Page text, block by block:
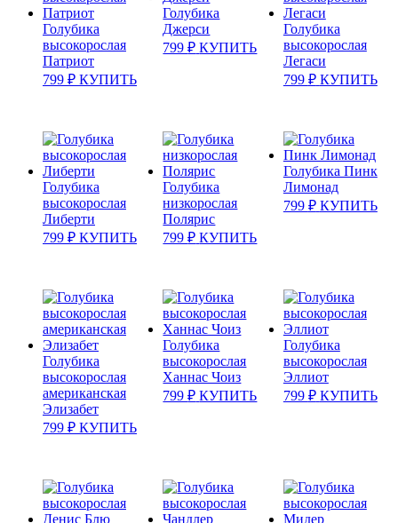
Голубика
высокорослая
Патриот
799 ₽ КУПИТЬ
Голубика
Джерси
799₽ КУПИТЬ
Голубика
высокорослая
Легаси
799 ₽ КУПИТЬ
Голубика
высокорослая
Либерти
799 ₽ КУПИТЬ
Голубика
низкорослая
Полярис
799₽ КУПИТЬ
Голубика Пинк
Лимонад
799 ₽ КУПИТЬ
Голубика
высокорослая
американская
Элизабет
799 ₽ КУПИТЬ
Голубика
высокорослая
Ханнас Чоиз
799₽ КУПИТЬ
Голубика
высокорослая
Эллиот
799 ₽ КУПИТЬ